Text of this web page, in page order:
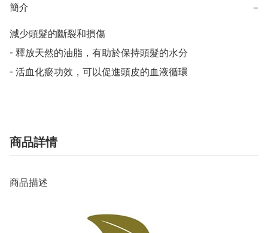
簡介 −
減少頭髮的斷裂和損傷
- 釋放天然的油脂，有助於保持頭髮的水分
- 活血化瘀功效，可以促進頭皮的血液循環
商品詳情
商品描述